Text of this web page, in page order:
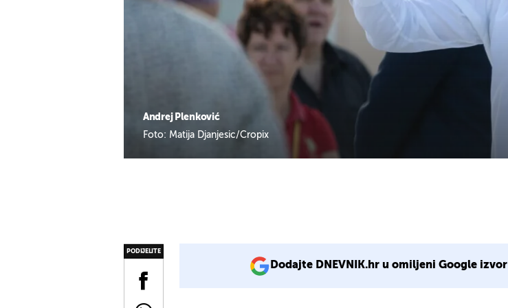
Andrej Plenković
Foto: Matija Djanjesic/Cropix
PODIJELITE
Dodajte DNEVNIK.hr u omiljeni Google izvor